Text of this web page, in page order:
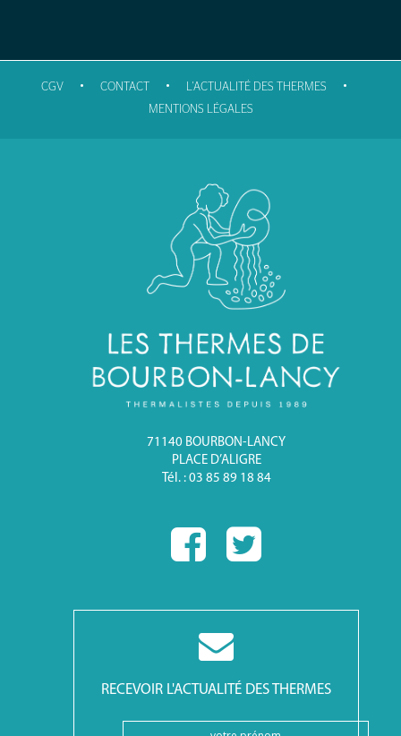
CGV • CONTACT • L'ACTUALITÉ DES THERMES •
MENTIONS LÉGALES
71140 BOURBON-LANCY
PLACE D’ALIGRE
Tél. : 03 85 89 18 84
RECEVOIR L'ACTUALITÉ DES THERMES